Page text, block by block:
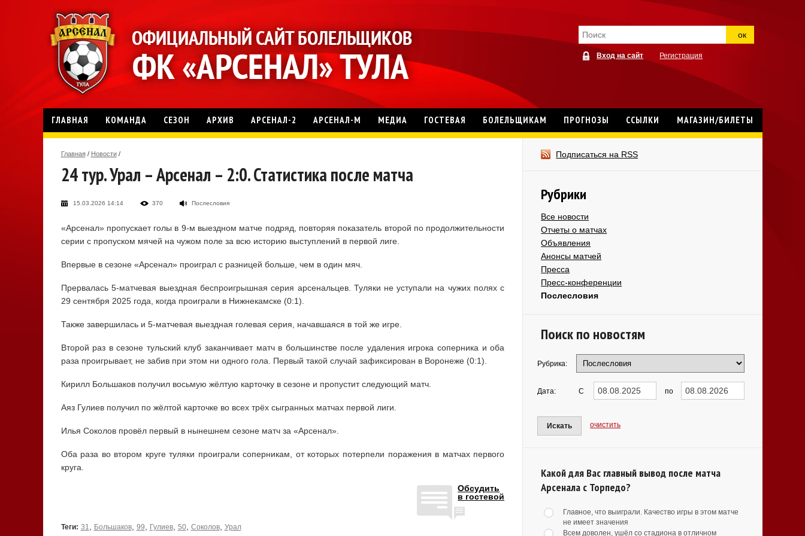
ок
Вход на сайт Регистрация
ГЛАВНАЯ КОМАНДА СЕЗОН АРХИВ АРСЕНАЛ-2 АРСЕНАЛ-М МЕДИА ГОСТЕВАЯ БОЛЕЛЬЩИКАМ ПРОГНОЗЫ ССЫЛКИ МАГАЗИН/БИЛЕТЫ
Главная / Новости /
24 тур. Урал – Арсенал – 2:0. Статистика после матча
15.03.2026 14:14 370 Послесловия
«Арсенал» пропускает голы в 9-м выездном матче подряд, повторяя показатель второй по продолжительности
серии с пропуском мячей на чужом поле за всю историю выступлений в первой лиге.
Впервые в сезоне «Арсенал» проиграл с разницей больше, чем в один мяч.
Прервалась 5-матчевая выездная беспроигрышная серия арсенальцев. Туляки не уступали на чужих полях с
29 сентября 2025 года, когда проиграли в Нижнекамске (0:1).
Также завершилась и 5-матчевая выездная голевая серия, начавшаяся в той же игре.
Второй раз в сезоне тульский клуб заканчивает матч в большинстве после удаления игрока соперника и оба
раза проигрывает, не забив при этом ни одного гола. Первый такой случай зафиксирован в Воронеже (0:1).
Кирилл Большаков получил восьмую жёлтую карточку в сезоне и пропустит следующий матч.
Аяз Гулиев получил по жёлтой карточке во всех трёх сыгранных матчах первой лиги.
Илья Соколов провёл первый в нынешнем сезоне матч за «Арсенал».
Оба раза во втором круге туляки проиграли соперникам, от которых потерпели поражения в матчах первого
круга.
Обсудить
в гостевой
Теги: 31, Большаков, 99, Гулиев, 50, Соколов, Урал
Подписаться на RSS
Рубрики
Все новости
Отчеты о матчах
Объявления
Анонсы матчей
Пресса
Пресс-конференции
Послесловия
Поиск по новостям
Рубрика:
Дата: С по
Искать очистить
Какой для Вас главный вывод после матча
Арсенала с Торпедо?
Главное, что выиграли. Качество игры в этом матче
не имеет значения
Всем доволен, ушёл со стадиона в отличном